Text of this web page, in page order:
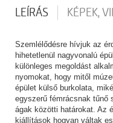
LEÍRÁS KÉPEK,
Szemlélődésre hívjuk az
hihetetlenül nagyvonalú
különleges megoldást
nyomokat, hogy mitől
épület külső burkolata,
egyszerű fémrácsnak tűnő
ágak közötti határokat. Az
kiállítások hogyan váltak